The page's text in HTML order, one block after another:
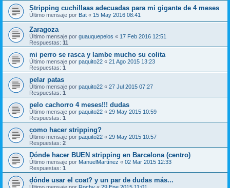
Stripping cuchillaas adecuadas para mi gigante de 4 meses
Último mensaje por Bat « 15 May 2016 08:41
Zaragoza
Último mensaje por guauquepelos « 17 Feb 2016 12:51
Respuestas: 11
mi perro se rasca y lambe mucho su colita
Último mensaje por paquito22 « 21 Ago 2015 13:23
Respuestas: 1
pelar patas
Último mensaje por paquito22 « 27 Jul 2015 07:27
Respuestas: 1
pelo cachorro 4 meses!!! dudas
Último mensaje por paquito22 « 29 May 2015 10:59
Respuestas: 1
como hacer stripping?
Último mensaje por paquito22 « 29 May 2015 10:57
Respuestas: 2
Dónde hacer BUEN stripping en Barcelona (centro)
Último mensaje por ManuelMartínez « 02 Mar 2015 12:33
Respuestas: 1
dónde usar el coat? y un par de dudas más...